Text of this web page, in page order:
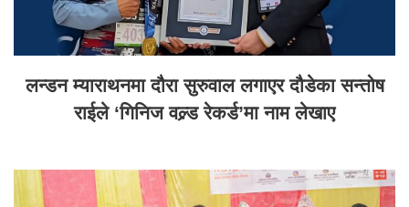
लन्डन म्याराथनमा दौरा सुरुवाल लगाएर दौडेका सन्तोष
राईले ‘गिनिज वल्र्ड रेकर्ड’मा नाम लेखाए